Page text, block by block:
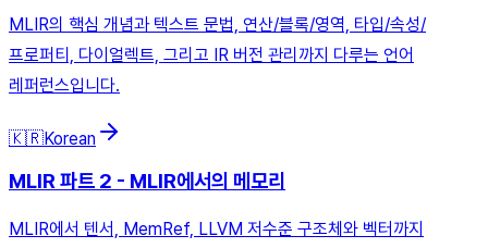
MLIR의 핵심 개념과 텍스트 문법, 연산/블록/영역, 타입/속성/
프로퍼티, 다이얼렉트, 그리고 IR 버전 관리까지 다루는 언어
레퍼런스입니다.
🇰🇷Korean
MLIR 파트 2 - MLIR에서의 메모리
MLIR에서 텐서, MemRef, LLVM 저수준 구조체와 벡터까지